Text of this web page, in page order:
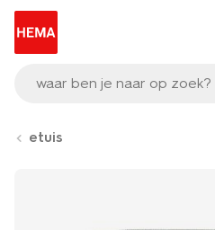
waar ben je naar op zoek?
etuis